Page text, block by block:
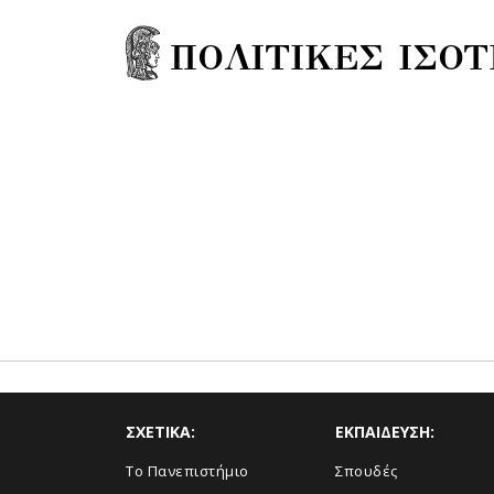
ΠΟΛΙΤΙΚΕΣ
ΣΧΕΤΙΚΑ:
Το Πανεπιστήμιο
ΕΚΠΑΙΔΕΥΣΗ:
Σπουδές